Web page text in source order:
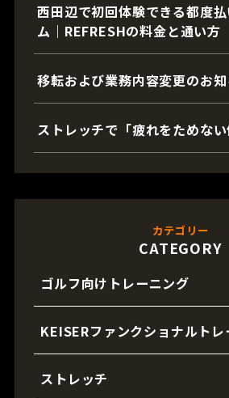
西田辺で初回体験できる都度
ム｜REFRESHの料金と通い方
移転および業務内容変更のお
ストレッチで「疲れをためな
カテゴリー
CATEGORY
ゴルフ向けトレーニング
KEISERファンクショナルトレ
ストレッチ